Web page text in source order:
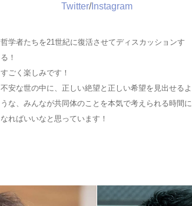
Twitter/Instagram
哲学者たちを21世紀に復活させてディスカッションす
る！
すごく楽しみです！
不安な世の中に、正しい絶望と正しい希望を見出せるよ
うな、みんなが共同体のことを本気で考えられる時間に
なればいいなと思っています！